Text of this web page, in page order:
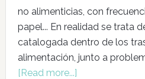
no alimenticias, con
papel... En realidad se trata
catalogada dentro de los
alimentación, junto a
[Read more...]